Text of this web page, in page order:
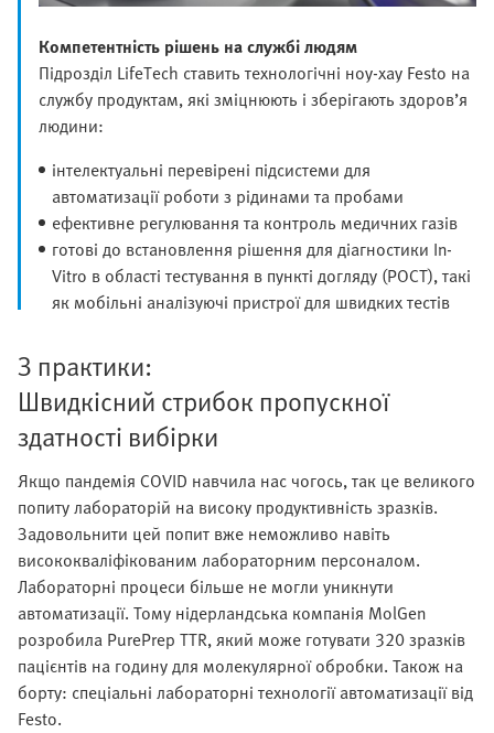
Компетентність рішень на службі людям
Підрозділ LifeTech ставить технологічні ноу-хау Festo на
службу продуктам, які зміцнюють і зберігають здоров’я
людини:
інтелектуальні перевірені підсистеми для
автоматизації роботи з рідинами та пробами
ефективне регулювання та контроль медичних газів
готові до встановлення рішення для діагностики In-
Vitro в області тестування в пункті догляду (POCT), такі
як мобільні аналізуючі пристрої для швидких тестів
З практики:
Швидкісний стрибок пропускної
здатності вибірки
Якщо пандемія COVID навчила нас чогось, так це великого
попиту лабораторій на високу продуктивність зразків.
Задовольнити цей попит вже неможливо навіть
висококваліфікованим лабораторним персоналом.
Лабораторні процеси більше не могли уникнути
автоматизації. Тому нідерландська компанія MolGen
розробила PurePrep TTR, який може готувати 320 зразків
пацієнтів на годину для молекулярної обробки. Також на
борту: спеціальні лабораторні технології автоматизації від
Festo.